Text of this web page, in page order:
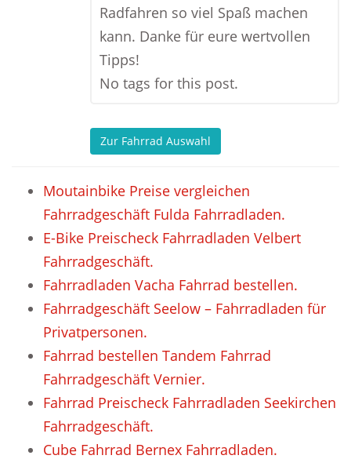
Radfahren so viel Spaß machen
kann. Danke für eure wertvollen
Tipps!
No tags for this post.
Zur Fahrrad Auswahl
Moutainbike Preise vergleichen
Fahrradgeschäft Fulda Fahrradladen.
E-Bike Preischeck Fahrradladen Velbert
Fahrradgeschäft.
Fahrradladen Vacha Fahrrad bestellen.
Fahrradgeschäft Seelow – Fahrradladen für
Privatpersonen.
Fahrrad bestellen Tandem Fahrrad
Fahrradgeschäft Vernier.
Fahrrad Preischeck Fahrradladen Seekirchen
Fahrradgeschäft.
Cube Fahrrad Bernex Fahrradladen.